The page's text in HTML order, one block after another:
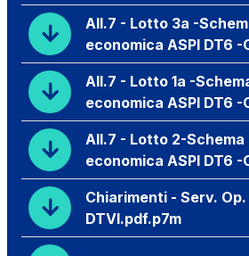
All.7 - Lotto 3a -
economica ASPI DT6 -
All.7 - Lotto 1a -
economica ASPI DT6 -
All.7 - Lotto 2-
economica ASPI DT6 -
Chiarimenti - Serv. Op.
DTVI.pdf.p7m